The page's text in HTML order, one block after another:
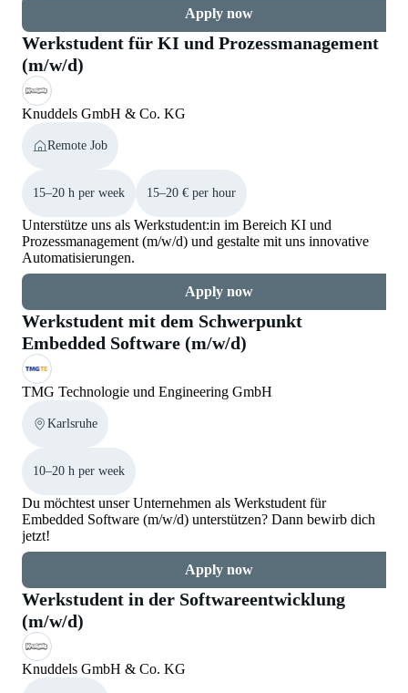
Apply now
Werkstudent für KI und Prozessmanagement
(m/w/d)
Knuddels GmbH & Co. KG
Remote Job
15–20 h per week 15–20 € per hour
Unterstütze uns als Werkstudent:in im Bereich KI und
Prozessmanagement (m/w/d) und gestalte mit uns innovative
Automatisierungen.
Apply now
Werkstudent mit dem Schwerpunkt
Embedded Software (m/w/d)
TMG Technologie und Engineering GmbH
Karlsruhe
10–20 h per week
Du möchtest unser Unternehmen als Werkstudent für
Embedded Software (m/w/d) unterstützen? Dann bewirb dich
jetzt!
Apply now
Werkstudent in der Softwareentwicklung
(m/w/d)
Knuddels GmbH & Co. KG